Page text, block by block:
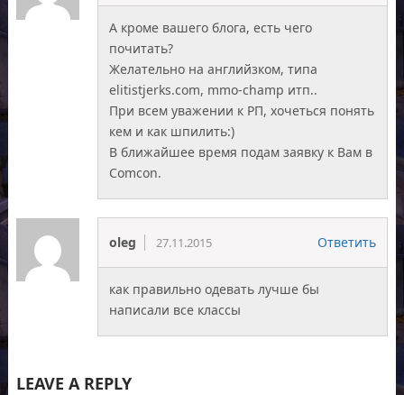
А кроме вашего блога, есть чего
почитать?
Желательно на английзком, типа
elitistjerks.com, mmo-champ итп..
При всем уважении к РП, хочеться понять
кем и как шпилить:)
В ближайшее время подам заявку к Вам в
Comcon.
oleg 27.11.2015 Ответить
как правильно одевать лучше бы
написали все классы
LEAVE A REPLY